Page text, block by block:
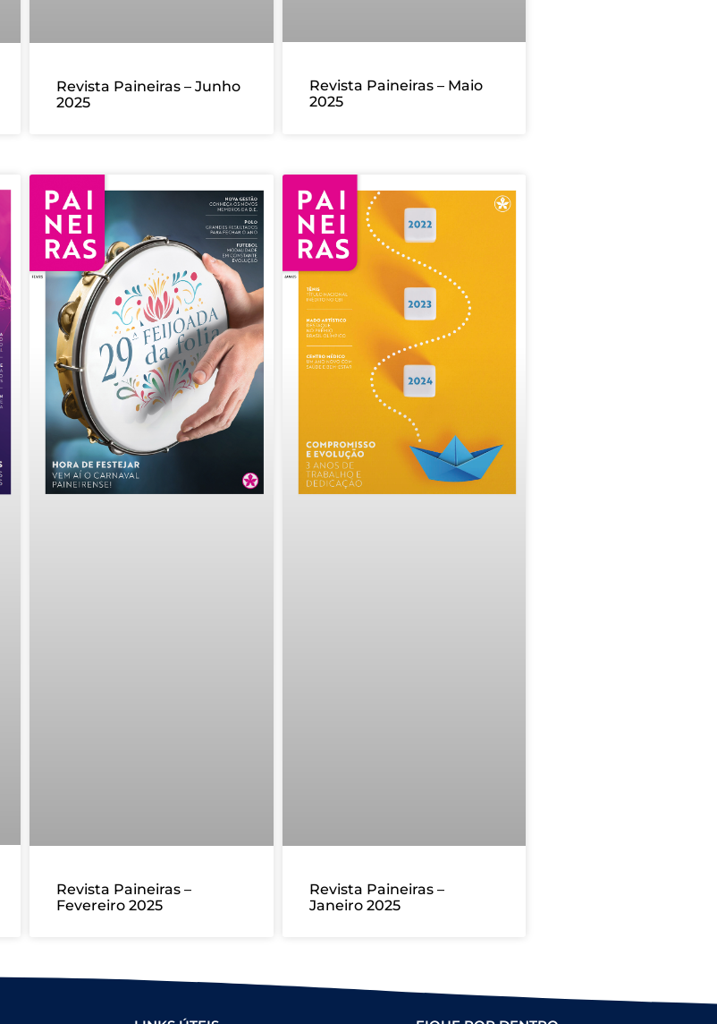
Revista Paineiras – Junho
2025
Revista Paineiras – Maio
2025
Revista Paineiras –
Fevereiro 2025
Revista Paineiras –
Janeiro 2025